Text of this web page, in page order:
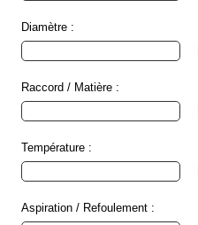
Certificats
Contacts
Nous
Nos
revendeurs
Diamètre :
Raccord / Matière :
Température :
Aspiration / Refoulement :